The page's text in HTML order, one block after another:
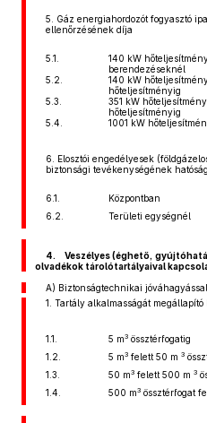
5. Gáz energiahordozót fogyasztó
ellenőrzésének díja
5.1.
140 kW
berendezéseknél
5.2.
140 kW
hőteljesítményig
5.3.
351 kW
hőteljesítményig
5.4.
1001 kW
6. Elosztói engedélyesek
biztonsági tevékenységének
6.1. Központban
6.2.
Területi egységnél
4. Veszélyes (éghető,
olvadékok tárolótartályaival
A) Biztonságtechnikai
1. Tartály alkalmasságát
1.1. 5 m3össztérfogatig
1.2.
5 m3felett 50 m 3
1.3.
50 m3felett 500 m 3
1.4.
500 m3össztérfogat